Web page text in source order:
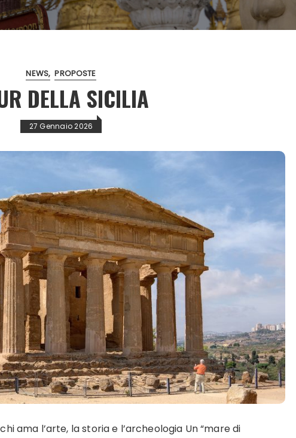
NEWS PROPOSTE
DELLA SICILIA
27 Gennaio 2026
ama l’arte, la storia e l’archeologia Un “mare di